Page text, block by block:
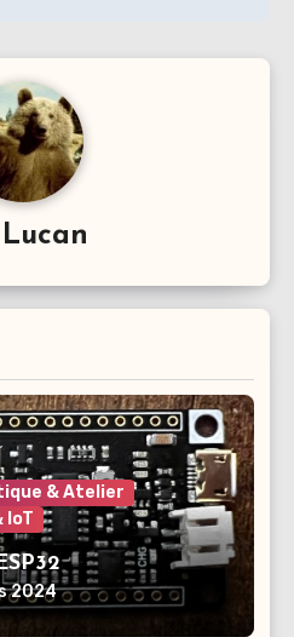
Lucan
& Atelier
IoT
2024